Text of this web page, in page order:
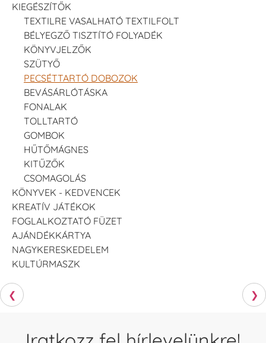
KIEGÉSZÍTŐK
TEXTILRE VASALHATÓ TEXTILFOLT
BÉLYEGZŐ TISZTÍTÓ FOLYADÉK
KÖNYVJELZŐK
SZÜTYŐ
PECSÉTTARTÓ DOBOZOK
BEVÁSÁRLÓTÁSKA
FONALAK
TOLLTARTÓ
GOMBOK
HŰTŐMÁGNES
KITŰZŐK
CSOMAGOLÁS
KÖNYVEK - KEDVENCEK
KREATÍV JÁTÉKOK
FOGLALKOZTATÓ FÜZET
AJÁNDÉKKÁRTYA
NAGYKERESKEDELEM
KULTÚRMASZK
❮ ❯